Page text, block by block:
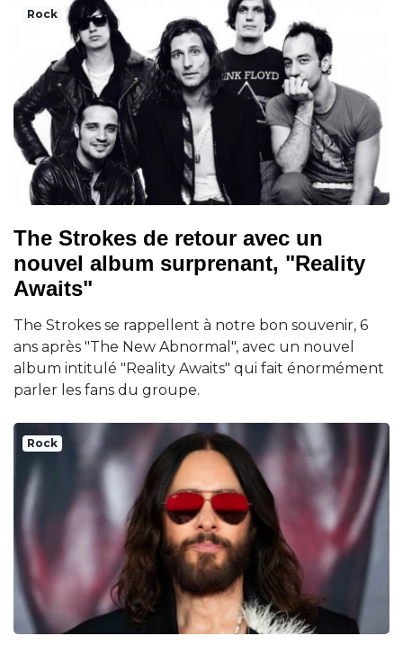
Rock
The Strokes de retour avec un
nouvel album surprenant, "Reality
Awaits"
The Strokes se rappellent à notre bon souvenir, 6
ans après "The New Abnormal", avec un nouvel
album intitulé "Reality Awaits" qui fait énormément
parler les fans du groupe.
Rock